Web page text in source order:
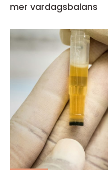
mer vardagsbalans